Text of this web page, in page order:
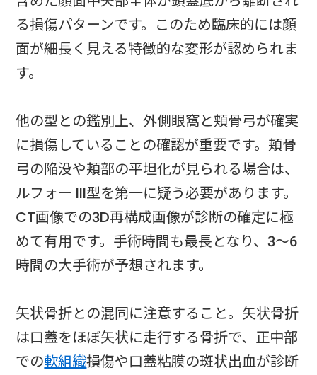
る損傷パターンです。このため臨床的には顔
面が細長く見える特徴的な変形が認められま
す。
他の型との鑑別上、外側眼窩と頬骨弓が確実
に損傷していることの確認が重要です。頬骨
弓の陥没や頬部の平坦化が見られる場合は、
ルフォー III型を第一に疑う必要があります。
CT画像での3D再構成画像が診断の確定に極
めて有用です。手術時間も最長となり、3～6
時間の大手術が予想されます。
矢状骨折との混同に注意すること。矢状骨折
は口蓋をほぼ矢状に走行する骨折で、正中部
での軟組織損傷や口蓋粘膜の斑状出血が診断